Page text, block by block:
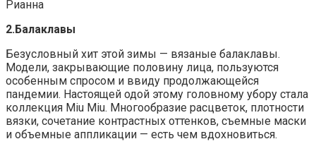
Рианна
2.Балаклавы
Безусловный хит этой зимы — вязаные балаклавы.
Модели, закрывающие половину лица, пользуются
особенным спросом и ввиду продолжающейся
пандемии. Настоящей одой этому головному убору стала
коллекция Miu Miu. Многообразие расцветок, плотности
вязки, сочетание контрастных оттенков, съемные маски
и объемные аппликации — есть чем вдохновиться.